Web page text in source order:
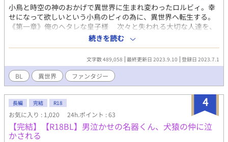
小鳥と時空の神のおかげで異世界に生まれ変わったロルビィ。幸
せになって欲しいという小鳥のピィの為に、異世界へ転生する。
《第一章》俺のヘタレな皇子様 次々と失われる大切な人達を、
愛する人を取り戻し、次こそ約束を守る為にロルビィは神の力を
行使する。 《第二章》俺のイジワルな皇子様 やり直しを始めた
ロルビィだが、前回と流れが違う状況に迷いながらも、ひたすら
にユキト殿下を守りたいと願う。 《第二章》俺の愛しい皇子様
※長編ファンタジー物書いてみたくて始めましたが、第一章10万
字で収めようと思ってたのに倍かかりました。 第二章81話ま
で。 第三章で終了。95話まであります。 読んで頂き有難う御
座います。エールやお気に入りを付けて頂き、大変嬉しく思いま
す。
続きを読む
文字数 489,058 最終更新日 2023.9.10 登録日 2023.7.1
BL 異世界 ファンタジー
4
長編 完結 R18
お気に入り : 1,020 24h.ポイント : 63
【完結】【R18BL】男泣かせの名器くん、犬猿の仲に泣
かされる